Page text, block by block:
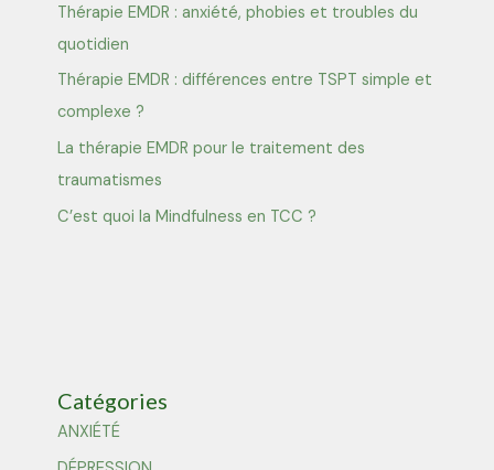
Thérapie EMDR : anxiété, phobies et troubles du
quotidien
Thérapie EMDR : différences entre TSPT simple et
complexe ?
La thérapie EMDR pour le traitement des
traumatismes
C’est quoi la Mindfulness en TCC ?
Catégories
ANXIÉTÉ